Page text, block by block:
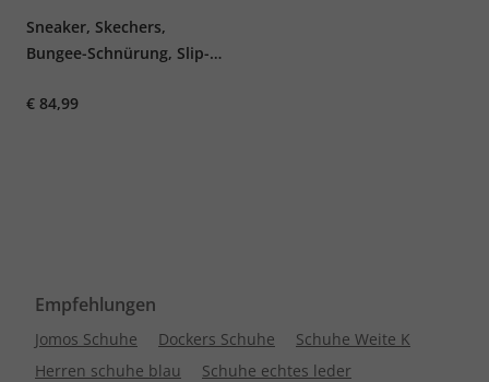
Sneaker, Skechers,
Bungee-Schnürung, Slip-
€ 84,99
Empfehlungen
Jomos Schuhe Dockers Schuhe
Schuhe Weite K
Herren schuhe blau
Schuhe echtes leder